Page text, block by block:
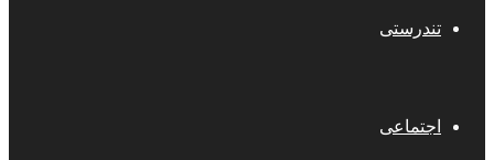
تندرستی
اجتماعی